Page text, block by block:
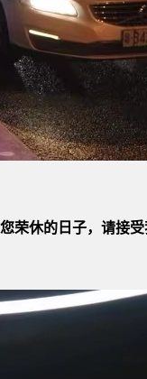
荣休的日子，请接